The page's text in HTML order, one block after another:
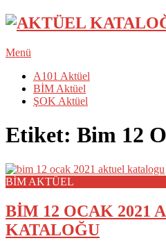
Menü
A101 Aktüel
BİM Aktüel
ŞOK Aktüel
Etiket: Bim 12
BİM AKTÜEL
BİM 12 OCAK 2021
KATALOĞU